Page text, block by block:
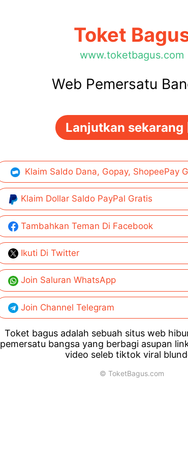
Toket
www.toketbagus.com
Web Pemersatu
Lanjutkan
Klaim Saldo Dana, Gopay, ShopeePay
Klaim Dollar Saldo PayPal Gratis
Tambahkan Teman Di Facebook
Ikuti Di Twitter
Join Saluran WhatsApp
Join Channel Telegram
Toket bagus adalah sebuah situs web
pemersatu bangsa yang berbagi asupan
video seleb tiktok viral
© ToketBagus.com